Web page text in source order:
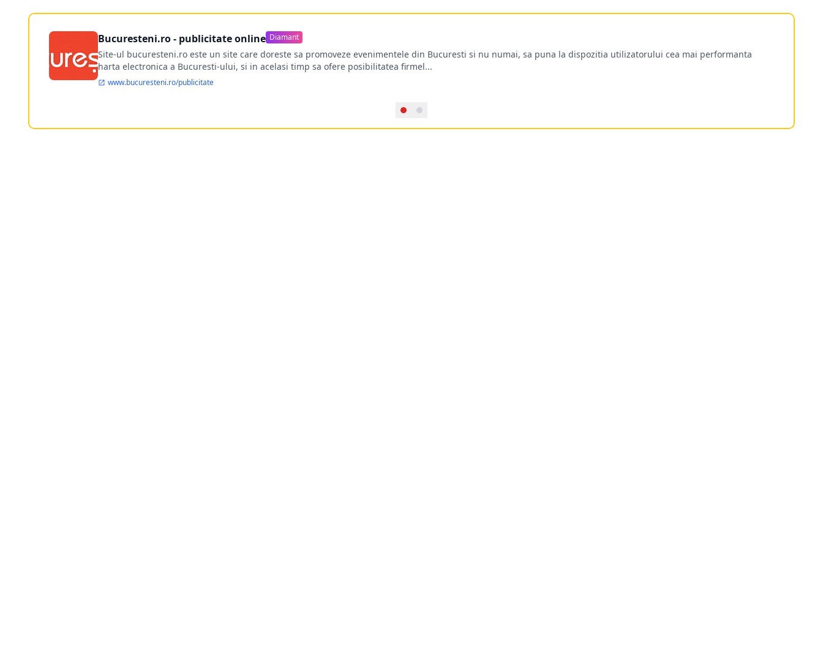
Bucuresteni.ro - publicitate online Diamant
Site-ul bucuresteni.ro este un site care doreste sa promoveze evenimentele din Bucuresti si nu numai, sa puna la dispozitia utilizatorului cea mai performanta
harta electronica a Bucuresti-ului, si in acelasi timp sa ofere posibilitatea firmel...
www.bucuresteni.ro/publicitate